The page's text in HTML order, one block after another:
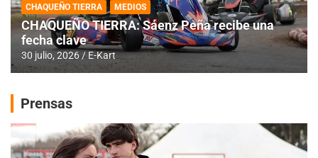
CHAQUEÑO TIERRA MEDIOS
CHAQUEÑO TIERRA: Sáenz Peña recibe una
fecha clave
30 julio, 2026 E-Kart
Prensas